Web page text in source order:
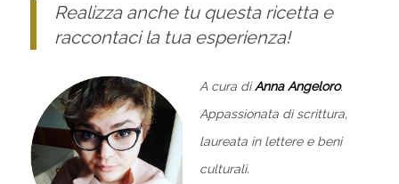
Realizza anche tu questa ricetta e
raccontaci la tua esperienza!
A cura diAnna Angeloro.
Appassionata di scrittura,
laureata in lettere e beni
culturali.